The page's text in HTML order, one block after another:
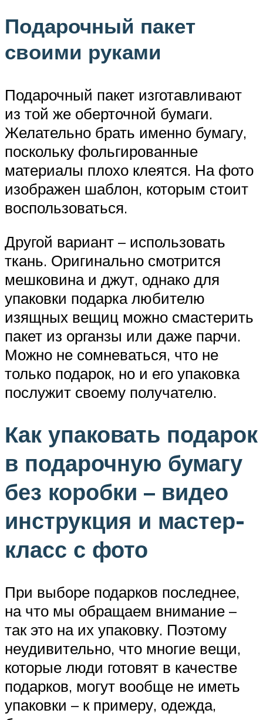
Подарочный пакет
своими руками
Подарочный пакет изготавливают
из той же оберточной бумаги.
Желательно брать именно бумагу,
поскольку фольгированные
материалы плохо клеятся. На фото
изображен шаблон, которым стоит
воспользоваться.
Другой вариант – использовать
ткань. Оригинально смотрится
мешковина и джут, однако для
упаковки подарка любителю
изящных вещиц можно смастерить
пакет из органзы или даже парчи.
Можно не сомневаться, что не
только подарок, но и его упаковка
послужит своему получателю.
Как упаковать подарок
в подарочную бумагу
без коробки – видео
инструкция и мастер-
класс с фото
При выборе подарков последнее,
на что мы обращаем внимание –
так это на их упаковку. Поэтому
неудивительно, что многие вещи,
которые люди готовят в качестве
подарков, могут вообще не иметь
упаковки – к примеру, одежда,